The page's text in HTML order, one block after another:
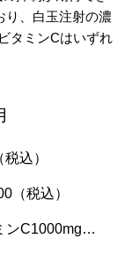
り、白玉注射の濃
タミンCはいずれ
込）
（税込）
ンC1000mg…